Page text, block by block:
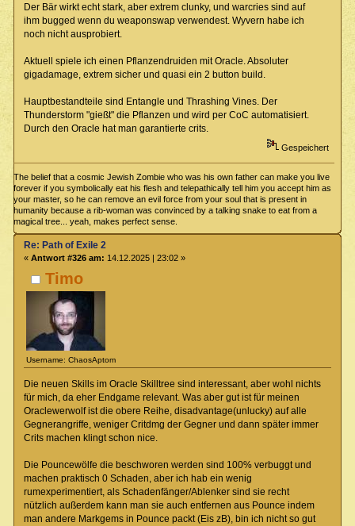
Der Bär wirkt echt stark, aber extrem clunky, und warcries sind auf
ihm bugged wenn du weaponswap verwendest. Wyvern habe ich
noch nicht ausprobiert.
Aktuell spiele ich einen Pflanzendruiden mit Oracle. Absoluter
gigadamage, extrem sicher und quasi ein 2 button build.
Hauptbestandteile sind Entangle und Thrashing Vines. Der
Thunderstorm "gießt" die Pflanzen und wird per CoC automatisiert.
Durch den Oracle hat man garantierte crits.
Gespeichert
The belief that a cosmic Jewish Zombie who was his own father can make you live
forever if you symbolically eat his flesh and telepathically tell him you accept him as
your master, so he can remove an evil force from your soul that is present in
humanity because a rib-woman was convinced by a talking snake to eat from a
magical tree... yeah, makes perfect sense.
Timo
Username: ChaosAptom
Re: Path of Exile 2
« Antwort #326 am: 14.12.2025 | 23:02 »
Die neuen Skills im Oracle Skilltree sind interessant, aber wohl nichts
für mich, da eher Endgame relevant. Was aber gut ist für meinen
Oraclewerwolf ist die obere Reihe, disadvantage(unlucky) auf alle
Gegnerangriffe, weniger Critdmg der Gegner und dann später immer
Crits machen klingt schon nice.
Die Pouncewölfe die beschworen werden sind 100% verbuggt und
machen praktisch 0 Schaden, aber ich hab ein wenig
rumexperimentiert, als Schadenfänger/Ablenker sind sie recht
nützlich außerdem kann man sie auch entfernen aus Pounce indem
man andere Markgems in Pounce packt (Eis zB), bin ich nicht so gut